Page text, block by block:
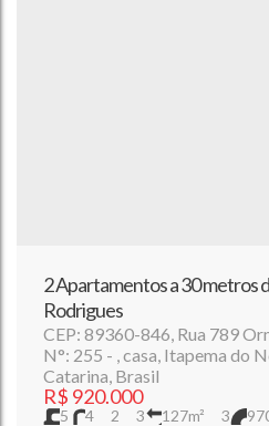
2 Apartamentos a 30 metros
Rodrigues
R$ 920.000
CEP: 89360-846, Rua 789
N°: 255 ,casa, Itapema do
Catarina, Brasil
5 4 2 3 127m² 3